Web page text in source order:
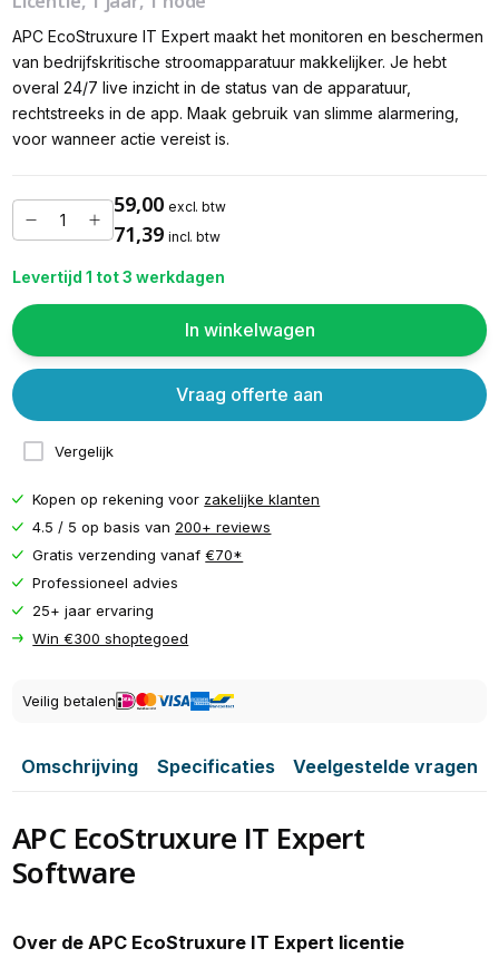
APC EcoStruxure IT Expert maakt het monitoren en beschermen
van bedrijfskritische stroomapparatuur makkelijker. Je hebt
overal 24/7 live inzicht in de status van de apparatuur,
rechtstreeks in de app. Maak gebruik van slimme alarmering,
voor wanneer actie vereist is.
59,00 excl. btw
71,39 incl. btw
Levertijd 1 tot 3 werkdagen
In winkelwagen
Vergelijk
Vraag offerte aan
Kopen op rekening voor zakelijke klanten
4.5 / 5 op basis van 200+ reviews
Gratis verzending vanaf€70*
Professioneel advies
25+ jaar ervaring
Win €300 shoptegoed
Veilig betalen
Omschrijving Specificaties Veelgestelde vragen
APC EcoStruxure IT Expert
Software
Over de APC EcoStruxure IT Expert licentie